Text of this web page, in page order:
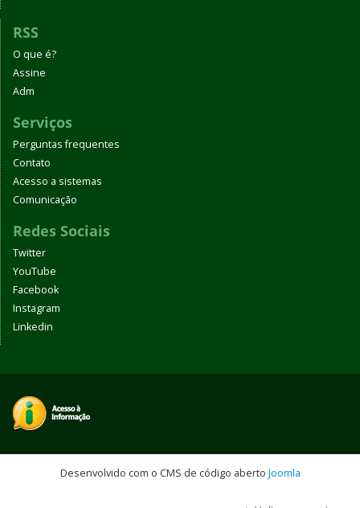
RSS
O que é?
Assine
Adm
Serviços
Perguntas frequentes
Contato
Acesso a sistemas
Comunicação
Redes Sociais
Twitter
YouTube
Facebook
Instagram
Linkedin
Desenvolvido com o CMS de código aberto Joomla